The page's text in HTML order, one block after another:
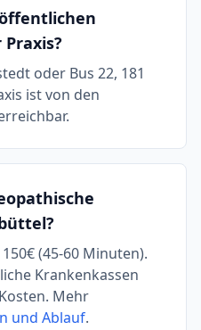
oder Bus 22, 181
ist von den
(45-60 Minuten).
Krankenkassen
Mehr
und Ablauf.